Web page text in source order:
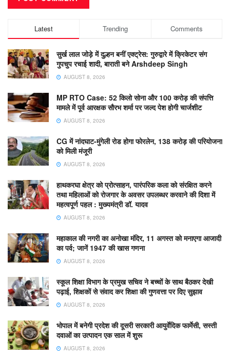
Latest Trending Comments
सुर्ख लाल जोड़े में दुल्हन बनीं एक्ट्रेस: गुरुद्वारे में क्रिकेटर संग
गुपचुप रचाई शादी, बाराती बने Arshdeep Singh
AUGUST 8, 2026
MP RTO Case: 52 किलो सोना और 100 करोड़ की संपत्ति
मामले में पूर्व आरक्षक सौरभ शर्मा पर जल्द पेश होगी चार्जशीट
AUGUST 8, 2026
CG में नांदघाट-मुंगेली रोड होगा फोरलेन, 138 करोड़ की परियोजना
को मिली मंजूरी
AUGUST 8, 2026
हाथकरघा क्षेत्र को प्रोत्साहन, पारंपरिक कला को संरक्षित करने
तथा महिलाओं को रोजगार के अवसर उपलब्धर करवाने की दिशा में
महत्वपूर्ण पहल : मुख्यमंत्री डॉ. यादव
AUGUST 8, 2026
महाकाल की नगरी का अनोखा मंदिर, 11 अगस्त को मनाएगा आजादी
का पर्व; जानें 1947 की खास गणना
AUGUST 8, 2026
स्कूल शिक्षा विभाग के प्रमुख सचिव ने बच्चों के साथ बैठकर देखी
पढ़ाई, शिक्षकों से संवाद कर शिक्षा की गुणवत्ता पर दिए सुझाव
AUGUST 8, 2026
भोपाल में बनेगी प्रदेश की दूसरी सरकारी आयुर्वेदिक फार्मेसी, सस्ती
दवाओं का उत्पादन एक साल में शुरू
AUGUST 8, 2026